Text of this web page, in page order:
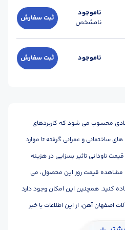
وزن شاخه (kg) :
264
محل تحویل :اصفهان-کارخانه
ناموجود
نامشخص
ثبت سفارش
304
اصفهان-کارخانه
ناموجود ثبت سفارش
محسوب می شود که کاربردهای
ساختمانی و عمرانی گرفته تا موارد
ناودانی تاثیر بسزایی در هزینه
مشاهده قیمت روز این محصول، می
کنید. همچنین این امکان وجود دارد
اصفهان آهن، از این اطلاعات با خبر